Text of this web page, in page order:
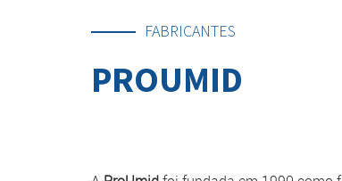
FABRICANTES
PROUMID